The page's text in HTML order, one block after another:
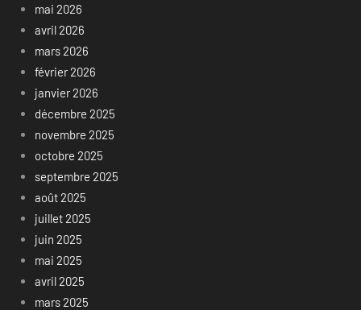
mai 2026
avril 2026
mars 2026
février 2026
janvier 2026
décembre 2025
novembre 2025
octobre 2025
septembre 2025
août 2025
juillet 2025
juin 2025
mai 2025
avril 2025
mars 2025